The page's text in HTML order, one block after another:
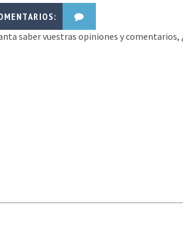
saber vuestras opiniones y comentarios,